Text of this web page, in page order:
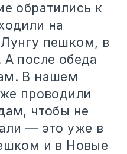
обратились к
на
пешком, в
А после обеда
В нашем
проводили
чтобы не
— это уже в
и в Новые